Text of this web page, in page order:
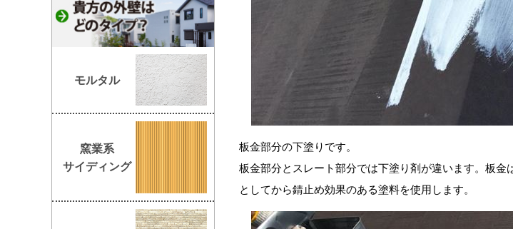
板金部分の下塗りです。
板金部分とスレート部分では下塗り剤が違います。板金
としてから錆止め効果のある塗料を使用します。
モルタル
窯業系
サイディング